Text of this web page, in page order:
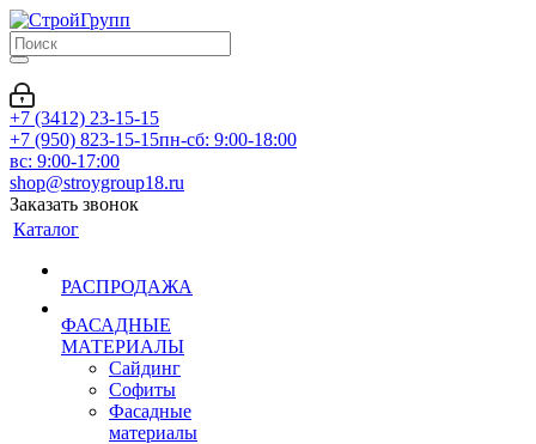
+7 (3412) 23-15-15
+7 (950) 823-15-15пн-сб: 9:00-18:00
вс: 9:00-17:00
shop@stroygroup18.ru
Заказать звонок
Каталог
РАСПРОДАЖА
ФАСАДНЫЕ
МАТЕРИАЛЫ
Сайдинг
Софиты
Фасадные
материалы